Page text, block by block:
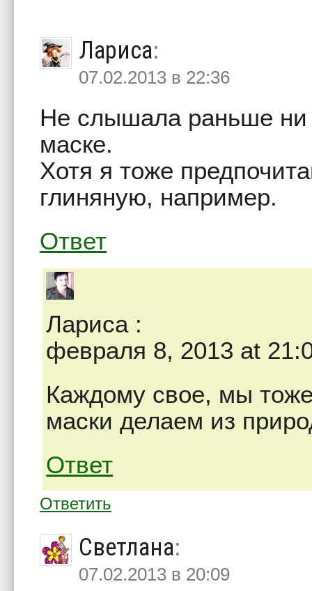
Лариса:
07.02.2013 в 22:36
Не слышала раньше ни
маске.
Хотя я тоже
глиняную, например.
Ответ
Лариса:
февраля 8, 2013 at
Каждому свое, мы
маски делаем из
Ответ
Ответить
Светлана:
07.02.2013 в 20:09